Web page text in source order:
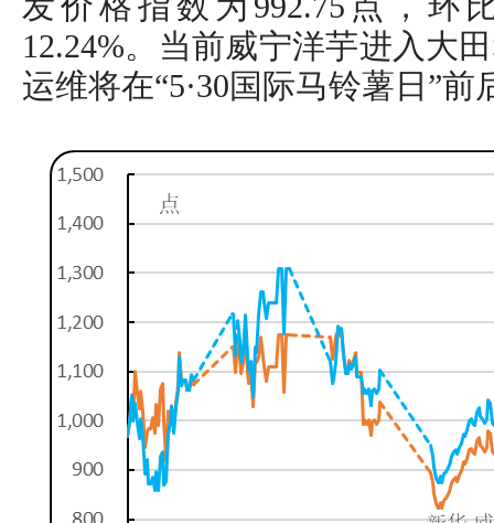
12.24%。当前威宁洋芋进入大
运维将在“5·30国际马铃薯日”前